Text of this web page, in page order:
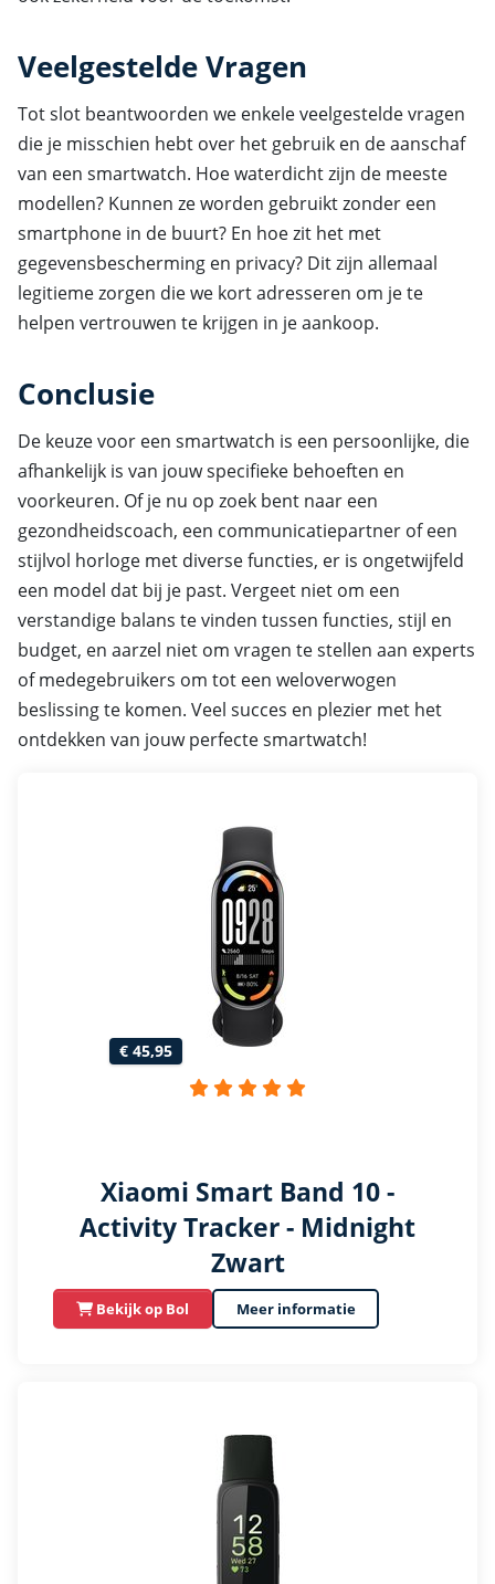
Veelgestelde Vragen
Tot slot beantwoorden we enkele veelgestelde vragen
die je misschien hebt over het gebruik en de aanschaf
van een smartwatch. Hoe waterdicht zijn de meeste
modellen? Kunnen ze worden gebruikt zonder een
smartphone in de buurt? En hoe zit het met
gegevensbescherming en privacy? Dit zijn allemaal
legitieme zorgen die we kort adresseren om je te
helpen vertrouwen te krijgen in je aankoop.
Conclusie
De keuze voor een smartwatch is een persoonlijke, die
afhankelijk is van jouw specifieke behoeften en
voorkeuren. Of je nu op zoek bent naar een
gezondheidscoach, een communicatiepartner of een
stijlvol horloge met diverse functies, er is ongetwijfeld
een model dat bij je past. Vergeet niet om een
verstandige balans te vinden tussen functies, stijl en
budget, en aarzel niet om vragen te stellen aan experts
of medegebruikers om tot een weloverwogen
beslissing te komen. Veel succes en plezier met het
ontdekken van jouw perfecte smartwatch!
€ 45,95
Xiaomi Smart Band 10 -
Activity Tracker - Midnight
Zwart
Bekijk op Bol Meer informatie